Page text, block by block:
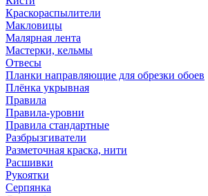
Краскораспылители
Макловицы
Малярная лента
Мастерки, кельмы
Отвесы
Планки направляющие для обрезки обоев
Плёнка укрывная
Правила
Правила-уровни
Правила стандартные
Разбрызгиватели
Разметочная краска, нити
Расшивки
Рукоятки
Серпянка